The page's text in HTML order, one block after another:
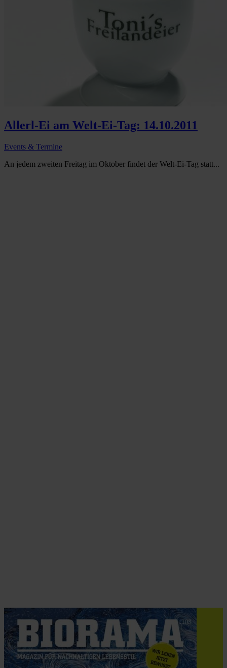
Allerl-Ei am Welt-Ei-Tag: 14.10.2011
Events & Termine
An jedem zweiten Freitag im Oktober findet der Welt-Ei-Tag statt...